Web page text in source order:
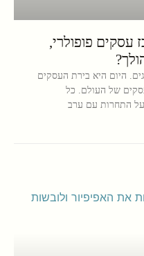
עסקים פופולרי,
היום היא בירת העסקים
של העולם. כל
התחרות עם ערב